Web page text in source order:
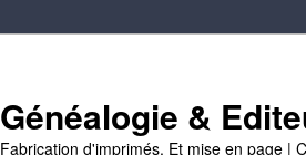
Généalogie &
Fabrication d'imprimés, Et mise en page |